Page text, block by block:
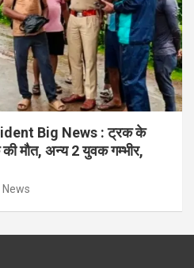
Big News : ट्रक के
मौत, अन्य 2 युवक गम्भीर,
News